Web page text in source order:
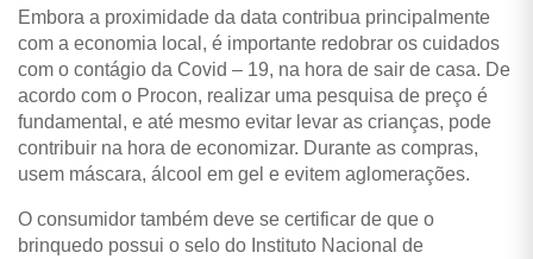
Embora a proximidade da data contribua principalmente
com a economia local, é importante redobrar os cuidados
com o contágio da Covid – 19, na hora de sair de casa. De
acordo com o Procon, realizar uma pesquisa de preço é
fundamental, e até mesmo evitar levar as crianças, pode
contribuir na hora de economizar. Durante as compras,
usem máscara, álcool em gel e evitem aglomerações.
O consumidor também deve se certificar de que o
brinquedo possui o selo do Instituto Nacional de